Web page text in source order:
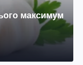
максимум